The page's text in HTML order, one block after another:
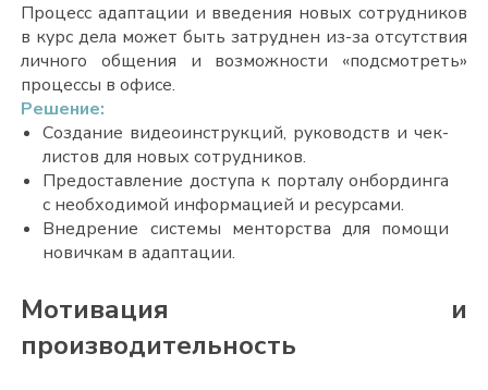
Процесс адаптации и введения новых сотрудников
в курс дела может быть затруднен из-за отсутствия
личного общения и возможности «подсмотреть»
процессы в офисе.
Решение:
Создание видеоинструкций, руководств и чек-
листов для новых сотрудников.
Предоставление доступа к порталу онбординга
с необходимой информацией и ресурсами.
Внедрение системы менторства для помощи
новичкам в адаптации.
Мотивация и
производительность